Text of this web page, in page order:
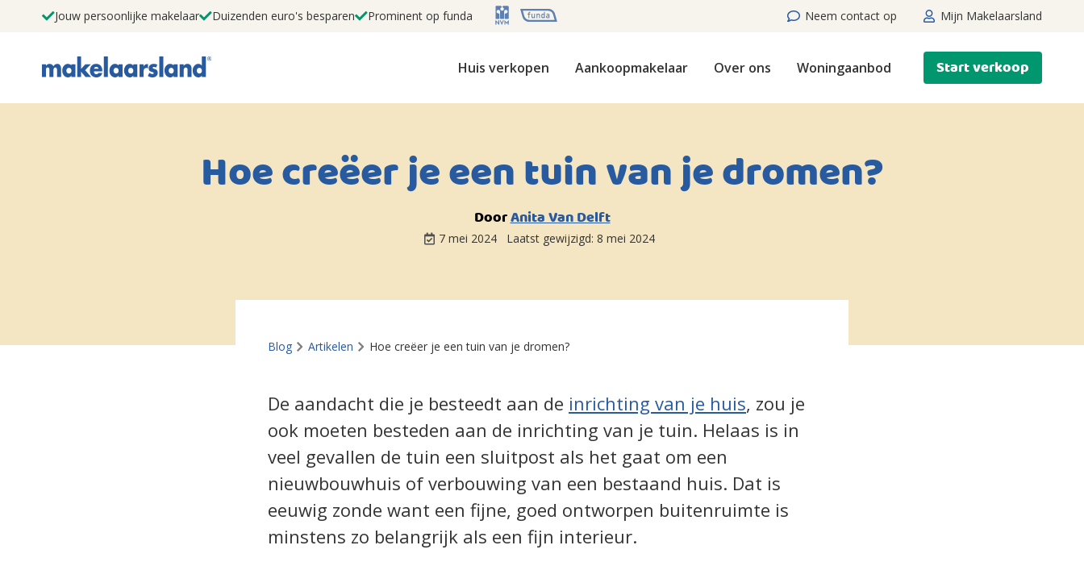
Jouw persoonlijke makelaar Duizenden euro's besparen Prominent op funda Neem contact op Mijn Makelaarsland
Huis verkopen Aankoopmakelaar Over ons Woningaanbod Start verkoop
Hoe creëer je een tuin van je dromen?
DoorAnita Van Delft
7 mei 2024 Laatst gewijzigd: 8 mei 2024
Blog Artikelen Hoe creëer je een tuin van je dromen?
De aandacht die je besteedt aan de inrichting van je huis, zou je
ook moeten besteden aan de inrichting van je tuin. Helaas is in
veel gevallen de tuin een sluitpost als het gaat om een
nieuwbouwhuis of verbouwing van een bestaand huis. Dat is
eeuwig zonde want een fijne, goed ontworpen buitenruimte is
minstens zo belangrijk als een fijn interieur.